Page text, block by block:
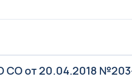
СО от 20.04.2018